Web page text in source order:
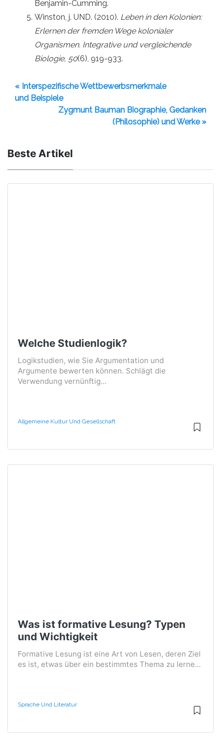
Benjamin-Cumming.
Winston, j. UND. (2010). Leben in den Kolonien:
Erlernen der fremden Wege kolonialer
Organismen. Integrative und vergleichende
Biologie, 50(6), 919-933.
« Interspezifische Wettbewerbsmerkmale
und Beispiele
Zygmunt Bauman Biographie, Gedanken
(Philosophie) und Werke »
Beste Artikel
Welche Studienlogik?
Logikstudien, wie Sie Argumentation und
Argumente bewerten können. Schlägt die
Verwendung vernünftig...
Allgemeine Kultur Und Gesellschaft
Was ist formative Lesung? Typen
und Wichtigkeit
Formative Lesung ist eine Art von Lesen, deren Ziel
es ist, etwas über ein bestimmtes Thema zu lerne...
Sprache Und Literatur